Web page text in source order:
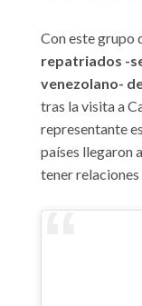
Con este grupo
repatriados -
venezolano-
tras la visita a
representante
países llegaron
tener